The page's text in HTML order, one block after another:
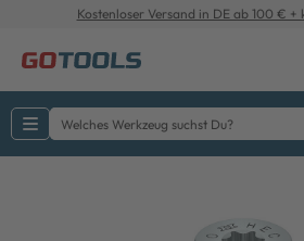
Kostenloser Versand in DE ab 100 € +